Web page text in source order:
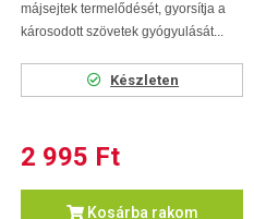
májsejtek termelődését, gyorsítja a
károsodott szövetek gyógyulását...
Készleten
2 995 Ft
Kosárba rakom